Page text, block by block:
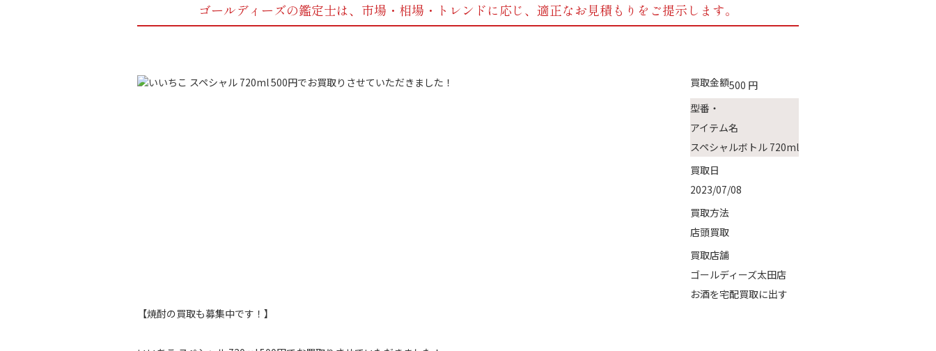
ゴールディーズの鑑定士は、市場・相場・トレンドに応じ、 適正なお見積もりをご提示します。
買取金額500 円
型番・
アイテム名
スペシャルボトル 720ml
買取日
2023/07/08
買取方法
店頭買取
買取店舗
ゴールディーズ太田店
お酒を宅配買取に出す
【焼酎の買取も募集中です！】